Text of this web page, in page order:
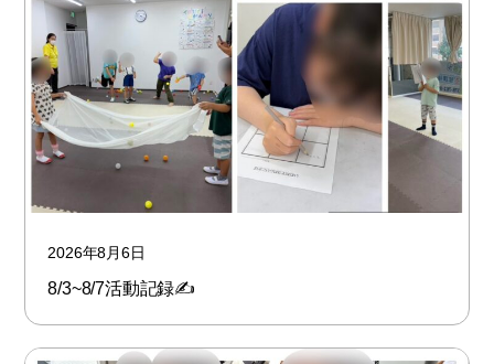
2026年8月6日
8/3~8/7活動記録✍